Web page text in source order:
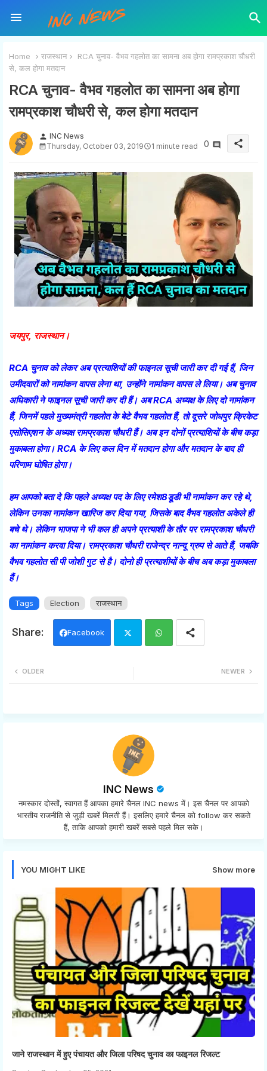
Home राजस्थान
RCA चुनाव- वैभव गहलोत का सामना अब होगा रामप्रकाश चौधरी
से, कल होगा मतदान
RCA चुनाव- वैभव गहलोत का सामना अब होगा
रामप्रकाश चौधरी से, कल होगा मतदान
person INC News
Thursday, October 03, 2019
1 minute read 0 share
जयपुर, राजस्थान।
RCA चुनाव को लेकर अब प्रत्याशियों की फाइनल सूची जारी कर दी गई हैं, जिन
उमीदवारों को नामांकन वापस लेना था, उन्होंने नामांकन वापस ले लिया। अब चुनाव
अधिकारी ने फाइनल सूची जारी कर दी हैं। अब RCA अध्यक्ष के लिए दो नामांकन
हैं, जिनमें पहले मुख्यमंत्री गहलोत के बेटे वैभव गहलोत हैं, तो दूसरे जोधपुर क्रिकेट
एसोसिएशन के अध्यक्ष रामप्रकाश चौधरी हैं। अब इन दोनों प्रत्याशियों के बीच कड़ा
मुकाबला होगा। RCA के लिए कल दिन में मतदान होगा और मतदान के बाद ही
परिणाम घोषित होगा।
हम आपको बता दे कि पहले अध्यक्ष पद के लिए रमेश8डूडी भी नामांकन कर रहे थे,
लेकिन उनका नामांकन खारिज कर दिया गया, जिसके बाद वैभव गहलोत अकेले ही
बचे थे। लेकिन भाजपा ने भी कल ही अपने प्रत्याशी के तौर पर रामप्रकाश चौधरी
का नामांकन करवा दिया। रामप्रकाश चौधरी राजेन्द्र नान्दू ग्रुप से आते हैं, जबकि
वैभव गहलोत सी पी जोशी गुट से है। दोनो ही प्रत्याशीयों के बीच अब कड़ा मुकाबला
हैं।
Tags Election राजस्थान
Facebook
NEWER
OLDER
INC News
नमस्कार दोस्तों, स्वागत हैं आपका हमारे चैनल INC news में। इस चैनल पर आपको
भारतीय राजनीति से जुड़ी खबरें मिलती हैं। इसलिए हमारे चैनल को follow कर सकते
हैं, ताकि आपको हमारी खबरें सबसे पहले मिल सके।
YOU MIGHT LIKE Show more
जाने राजस्थान में हुए पंचायत और जिला परिषद चुनाव का फाइनल रिजल्ट